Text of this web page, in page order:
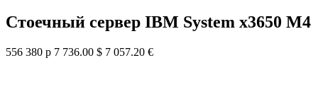
Стоечный сервер IBM System x3650 M4
556 380 р 7 736.00 $ 7 057.20 €